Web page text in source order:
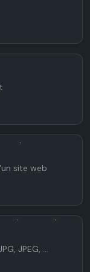
site web
JPEG, ...